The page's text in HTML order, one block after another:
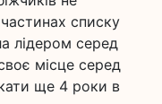
списку
лідером серед
місце серед
ще 4 роки в